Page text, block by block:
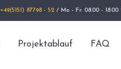
+49(5151) 87798 - 52 / Mo - Fr: 08:00 - 18:00
Projektablauf FAQ